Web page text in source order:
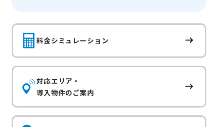
料金シミュレーション
対応エリア・
導入物件のご案内